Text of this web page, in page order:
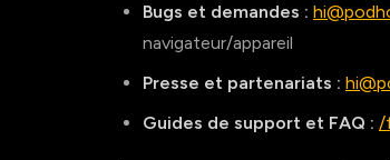
Bugs et demandes :
navigateur/appareil
Presse et partenariats :
Guides de support et FAQ : /